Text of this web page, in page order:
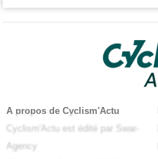
A propos de Cyclism'Actu
Cyclism'Actu est édité par Swar-
Agency